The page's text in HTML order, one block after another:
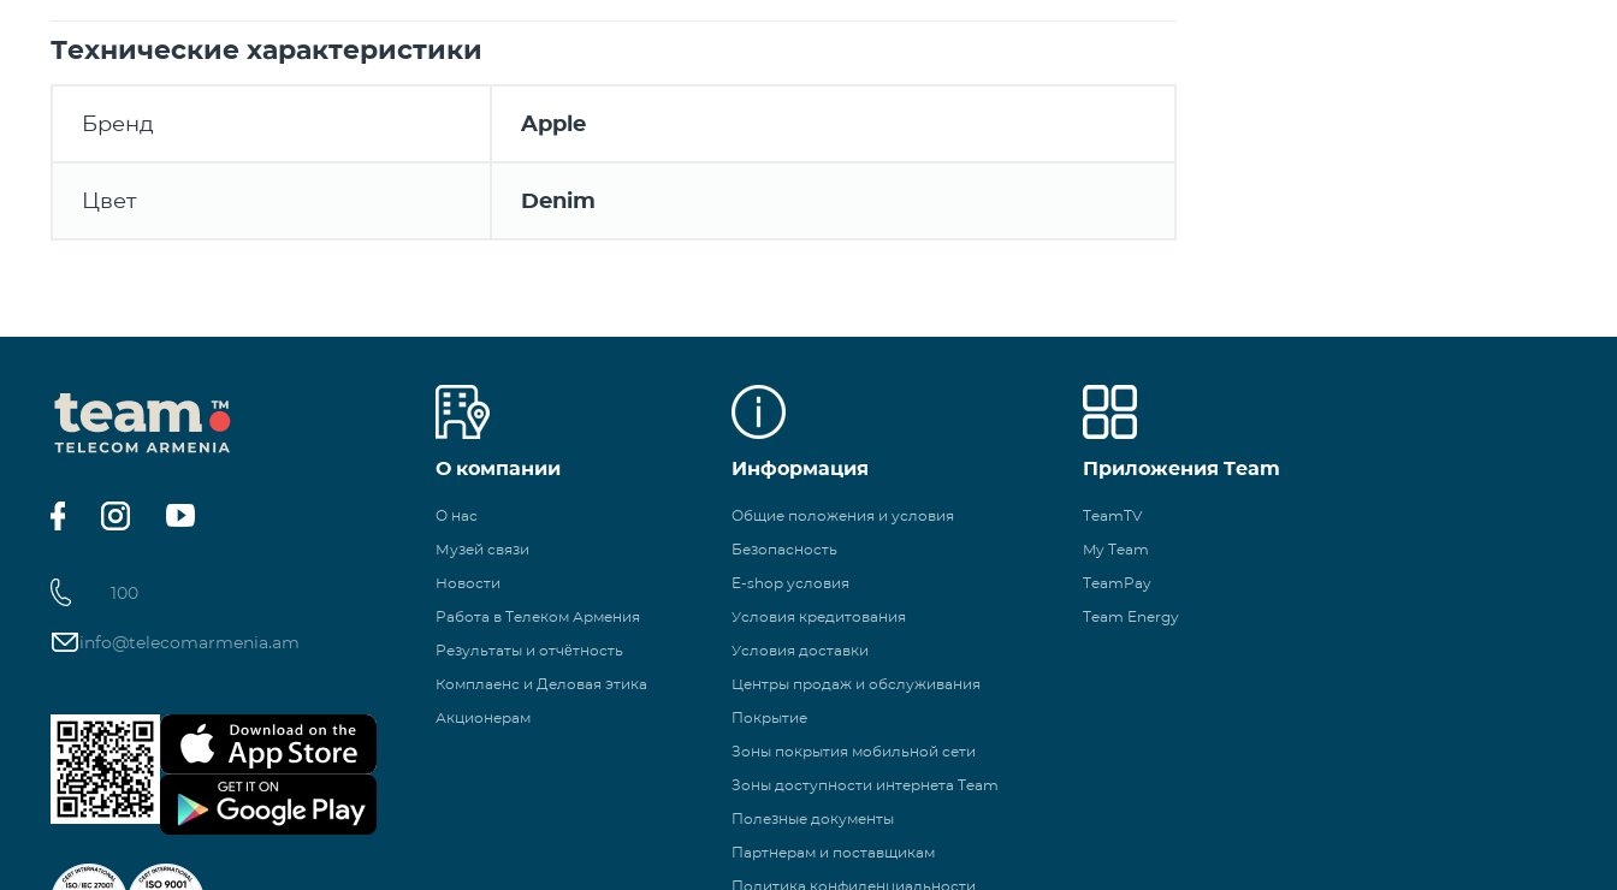
Технические характеристики
Бренд Apple
Цвет Denim
100
info@telecomarmenia.am
О компании
О нас
Музей связи
Новости
Работа в Телеком Армения
Результаты и отчётность
Комплаенс и Деловая этика
Акционерам
Информация
Общие положения и условия
Безопасность
E-shop условия
Условия кредитования
Условия доставки
Центры продаж и обслуживания
Покрытие
Зоны покрытия мобильной сети
Зоны доступности интернета Team
Полезные документы
Партнерам и поставщикам
Политика конфиденциальности
Приложения Team
TeamTV
My Team
TeamPay
Team Energy